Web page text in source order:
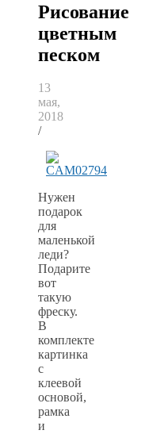
Рисование
цветным
песком
13
мая,
2018
/
Нужен
подарок
для
маленькой
леди?
Подарите
вот
такую
фреску.
В
комплекте
картинка
с
клеевой
основой,
рамка
и